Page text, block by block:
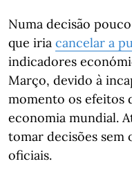
Numa decisão
que iria cancelar a
indicadores
Março, devido à
momento os efeitos
economia mundial.
tomar decisões sem
oficiais.